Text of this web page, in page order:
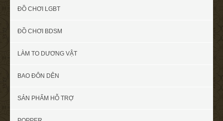
ĐỒ CHƠI LGBT
ĐỒ CHƠI BDSM
LÀM TO DƯƠNG VẬT
BAO ĐÔN DÊN
SẢN PHẨM HỖ TRỢ